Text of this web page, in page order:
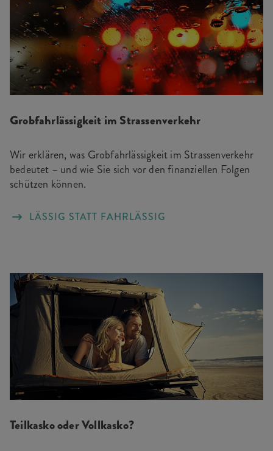
Grobfahrlässigkeit im Strassenverkehr
Wir erklären, was Grobfahrlässigkeit im Strassenverkehr
bedeutet – und wie Sie sich vor den finanziellen Folgen
schützen können.
LÄSSIG STATT FAHRLÄSSIG
Teilkasko oder Vollkasko?